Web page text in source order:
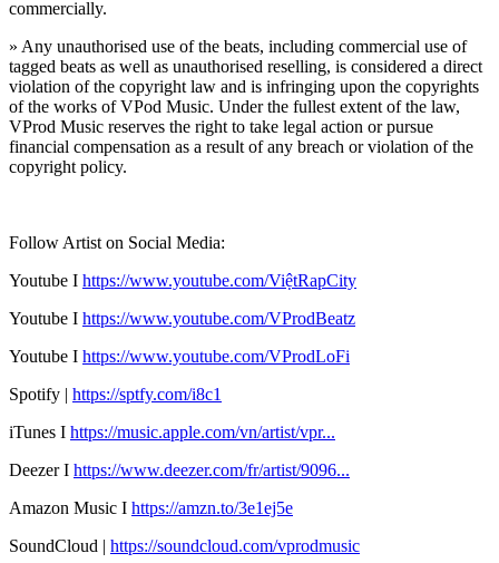
commercially.
» Any unauthorised use of the beats, including commercial use of
tagged beats as well as unauthorised reselling, is considered a direct
violation of the copyright law and is infringing upon the copyrights
of the works of VPod Music. Under the fullest extent of the law,
VProd Music reserves the right to take legal action or pursue
financial compensation as a result of any breach or violation of the
copyright policy.
Follow Artist on Social Media:
Youtube I https://www.youtube.com/ViệtRapCity
Youtube I https://www.youtube.com/VProdBeatz
Youtube I https://www.youtube.com/VProdLoFi
Spotify | https://sptfy.com/i8c1
iTunes I https://music.apple.com/vn/artist/vpr...
Deezer I https://www.deezer.com/fr/artist/9096...
Amazon Music I https://amzn.to/3e1ej5e​
SoundCloud | https://soundcloud.com/vprodmusic